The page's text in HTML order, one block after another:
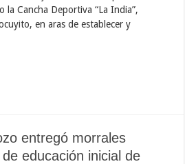
la Cancha Deportiva “La India”,
en aras de establecer y
entregó morrales
educación inicial de